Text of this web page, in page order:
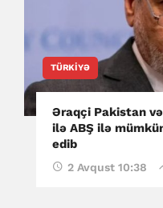
TÜRKIYƏ
Əraqçi Pakistan
ilə ABŞ ilə
edib
2 Avqust 10:38